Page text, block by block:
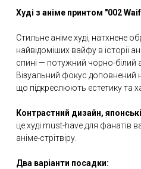
Худі з аніме принтом "002
Стильне аніме худі, натхнене
найвідоміших вайфу в історії
спині — потужний чорно-білий
Візуальний фокус доповнений
що підкреслюють естетику та
Контрастний дизайн,
це худі must-have для фанатів
аніме-стрітвіру.
Два варіанти посадки: